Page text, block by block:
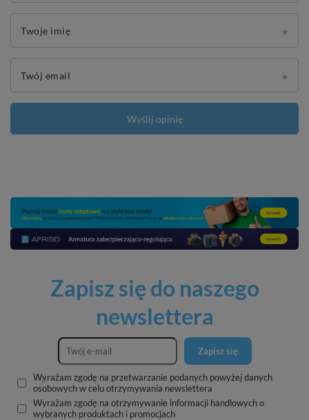
Twoje imię
Twój email
Wyślij opinię
Zapisz się do naszego
newslettera
Zapisz się
Wyrażam zgodę na przetwarzanie podanych powyżej danych
osobowych w celu otrzymywania newslettera
Wyrażam zgodę na otrzymywanie informacji handlowych o
wybranych produktach i promocjach